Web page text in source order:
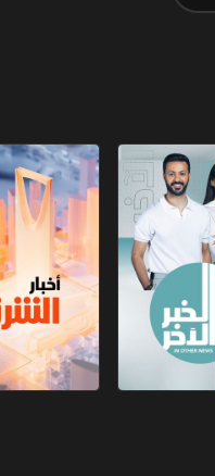
أخبار الشرق